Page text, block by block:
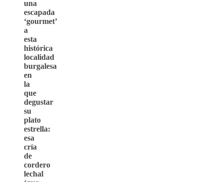
una
escapada
‘gourmet’
a
esta
histórica
localidad
burgalesa
en
la
que
degustar
su
plato
estrella:
esa
cría
de
cordero
lechal